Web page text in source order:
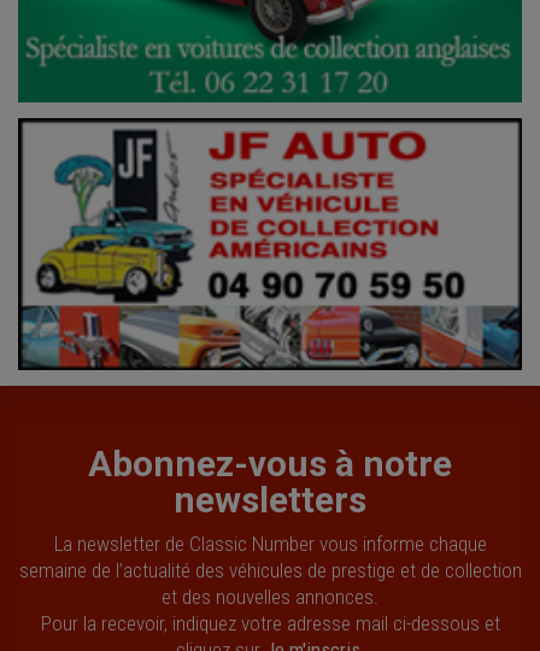
Abonnez-vous à notre
newsletters
La newsletter de Classic Number vous informe chaque
semaine de l’actualité des véhicules de prestige et de collection
et des nouvelles annonces.
Pour la recevoir, indiquez votre adresse mail ci-dessous et